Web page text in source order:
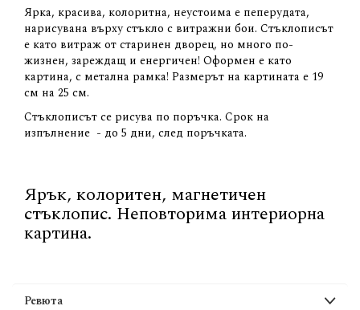
Ярка, красива, колоритна, неустоима е пеперудата,
нарисувана върху стъкло с витражни бои. Стъклописът
е като витраж от старинен дворец, но много по-
жизнен, зареждащ и енергичен! Оформен е като
картина, с метална рамка! Размерът на картината е 19
см на 25 см.
Стъклописът се рисува по поръчка. Срок на
изпълнение - до 5 дни, след поръчката.
Ярък, колоритен, магнетичен
стъклопис. Неповторима интериорна
картина.
Ревюта